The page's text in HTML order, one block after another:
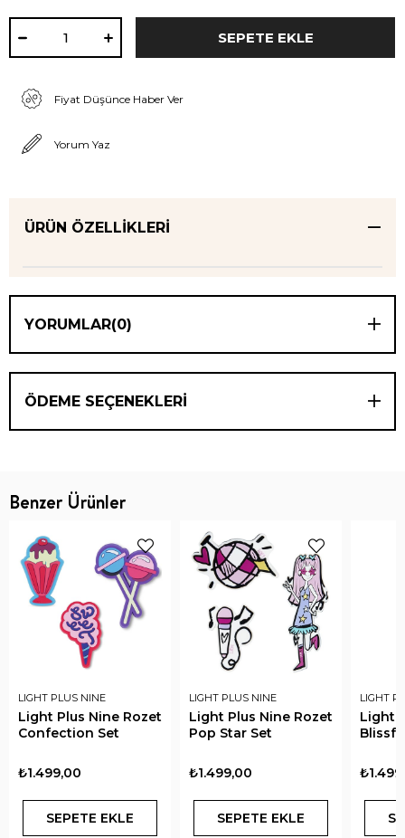
Fiyat Düşünce Haber Ver
Yorum Yaz
ÜRÜN ÖZELLIKLERI
YORUMLAR(0)
ÖDEME SEÇENEKLERI
Benzer Ürünler
LIGHT PLUS NINE
Light Plus Nine Rozet
Confection Set
₺1.499,00
SEPETE EKLE
LIGHT PLUS NINE
Light Plus Nine Rozet
Pop Star Set
₺1.499,00
SEPETE EKLE
LIGHT
Light